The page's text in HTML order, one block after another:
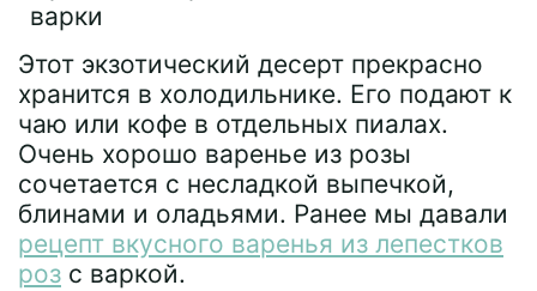
Этот экзотический десерт прекрасно
хранится в холодильнике. Его подают к
чаю или кофе в отдельных пиалах.
Очень хорошо варенье из розы
сочетается с несладкой выпечкой,
блинами и оладьями. Ранее мы давали
рецепт вкусного варенья из лепестков
роз с варкой.